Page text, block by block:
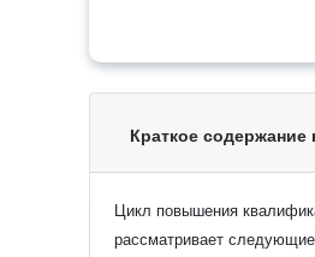
Краткое содержание
Цикл повышения
рассматривает